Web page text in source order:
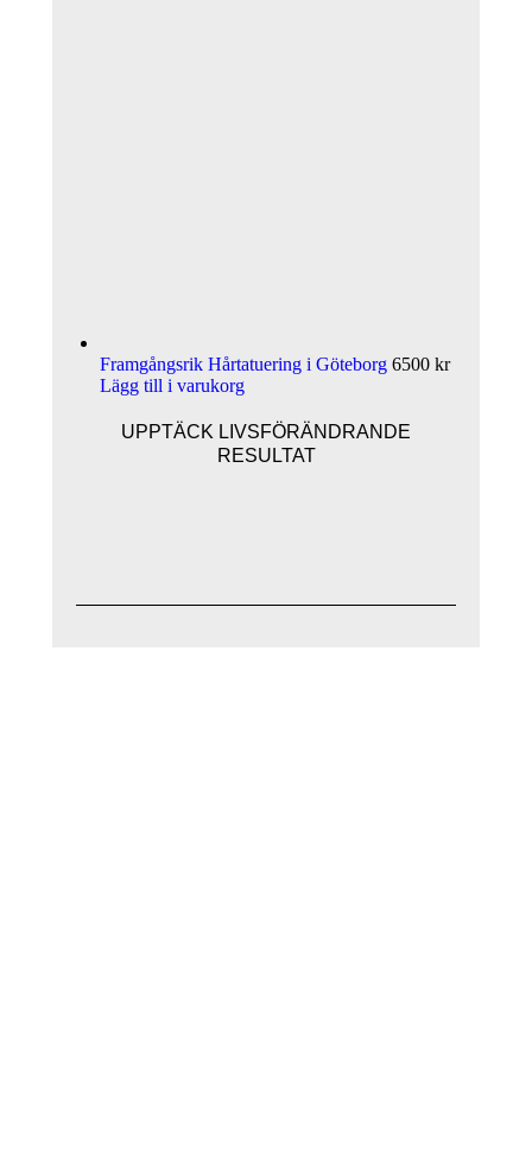
Framgångsrik Hårtatuering i Göteborg 6500 kr
Lägg till i varukorg
UPPTÄCK LIVSFÖRÄNDRANDE
RESULTAT